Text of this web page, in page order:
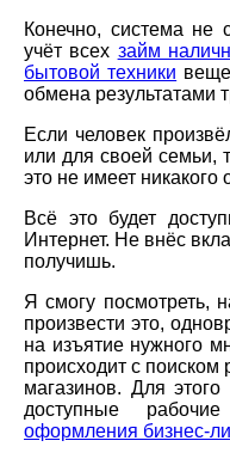
Конечно, система не
учёт всех займ
бытовой техники
обмена результатами
Если человек
или для своей семьи,
это не имеет никакого
Всё это будет
Интернет. Не внёс
получишь.
Я смогу посмотреть,
произвести это,
на изъятие нужного
происходит с
магазинов. Для
доступные
оформления бизнес-